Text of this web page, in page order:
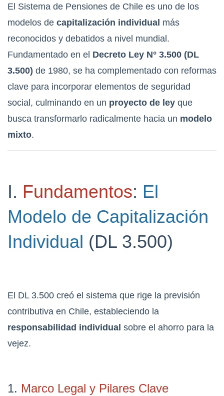
El Sistema de Pensiones de Chile es uno de los
modelos de capitalización individual más
reconocidos y debatidos a nivel mundial.
Fundamentado en el Decreto Ley N° 3.500 (DL
3.500) de 1980, se ha complementado con reformas
clave para incorporar elementos de seguridad
social, culminando en un proyecto de ley que
busca transformarlo radicalmente hacia un modelo
mixto.
I. Fundamentos: El
Modelo de Capitalización
Individual (DL 3.500)
El DL 3.500 creó el sistema que rige la previsión
contributiva en Chile, estableciendo la
responsabilidad individual sobre el ahorro para la
vejez.
1. Marco Legal y Pilares Clave